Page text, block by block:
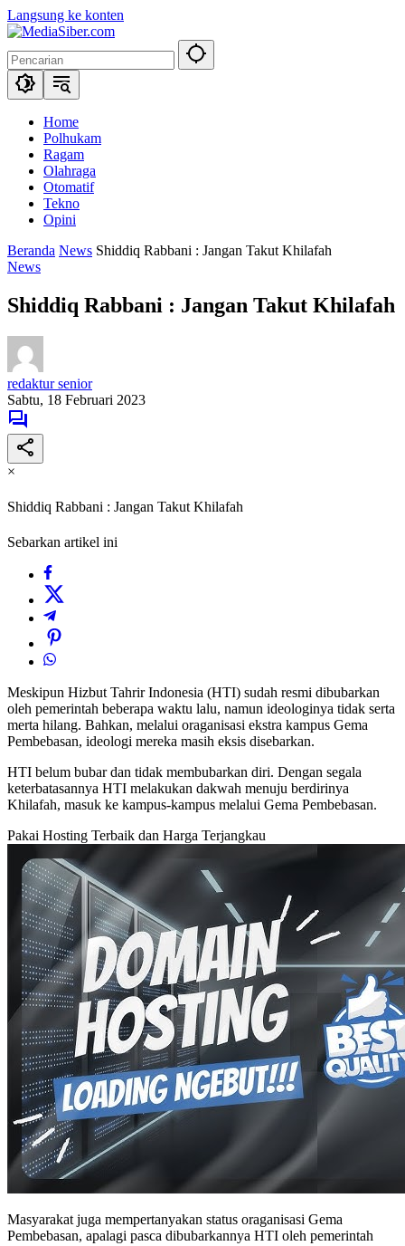
Langsung ke konten
Home
Polhukam
Ragam
Olahraga
Otomatif
Tekno
Opini
Beranda News Shiddiq Rabbani : Jangan Takut Khilafah
News
Shiddiq Rabbani : Jangan Takut Khilafah
redaktur senior
Sabtu, 18 Februari 2023
×
Shiddiq Rabbani : Jangan Takut Khilafah
Sebarkan artikel ini
Meskipun Hizbut Tahrir Indonesia (HTI) sudah resmi dibubarkan
oleh pemerintah beberapa waktu lalu, namun ideologinya tidak serta
merta hilang. Bahkan, melalui oraganisasi ekstra kampus Gema
Pembebasan, ideologi mereka masih eksis disebarkan.
HTI belum bubar dan tidak membubarkan diri. Dengan segala
keterbatasannya HTI melakukan dakwah menuju berdirinya
Khilafah, masuk ke kampus-kampus melalui Gema Pembebasan.
Pakai Hosting Terbaik dan Harga Terjangkau
Masyarakat juga mempertanyakan status oraganisasi Gema
Pembebasan, apalagi pasca dibubarkannya HTI oleh pemerintah